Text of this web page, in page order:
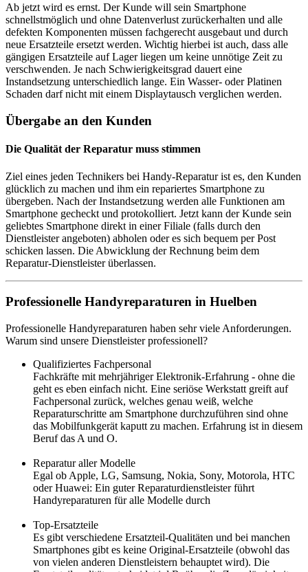
Ab jetzt wird es ernst. Der Kunde will sein Smartphone
schnellstmöglich und ohne Datenverlust zurückerhalten und alle
defekten Komponenten müssen fachgerecht ausgebaut und durch
neue Ersatzteile ersetzt werden. Wichtig hierbei ist auch, dass alle
gängigen Ersatzteile auf Lager liegen um keine unnötige Zeit zu
verschwenden. Je nach Schwierigkeitsgrad dauert eine
Instandsetzung unterschiedlich lange. Ein Wasser- oder Platinen
Schaden darf nicht mit einem Displaytausch verglichen werden.
Übergabe an den Kunden
Die Qualität der Reparatur muss stimmen
Ziel eines jeden Technikers bei Handy-Reparatur ist es, den Kunden
glücklich zu machen und ihm ein repariertes Smartphone zu
übergeben. Nach der Instandsetzung werden alle Funktionen am
Smartphone gecheckt und protokolliert. Jetzt kann der Kunde sein
geliebtes Smartphone direkt in einer Filiale (falls durch den
Dienstleister angeboten) abholen oder es sich bequem per Post
schicken lassen. Die Abwicklung der Rechnung beim dem
Reparatur-Dienstleister überlassen.
Professionelle Handyreparaturen in Huelben
Professionelle Handyreparaturen haben sehr viele Anforderungen.
Warum sind unsere Dienstleister professionell?
Qualifiziertes Fachpersonal
Fachkräfte mit mehrjähriger Elektronik-Erfahrung - ohne die
geht es eben einfach nicht. Eine seriöse Werkstatt greift auf
Fachpersonal zurück, welches genau weiß, welche
Reparaturschritte am Smartphone durchzuführen sind ohne
das Mobilfunkgerät kaputt zu machen. Erfahrung ist in diesem
Beruf das A und O.
Reparatur aller Modelle
Egal ob Apple, LG, Samsung, Nokia, Sony, Motorola, HTC
oder Huawei: Ein guter Reparaturdienstleister führt
Handyreparaturen für alle Modelle durch
Top-Ersatzteile
Es gibt verschiedene Ersatzteil-Qualitäten und bei manchen
Smartphones gibt es keine Original-Ersatzteile (obwohl das
von vielen anderen Dienstleistern behauptet wird). Die